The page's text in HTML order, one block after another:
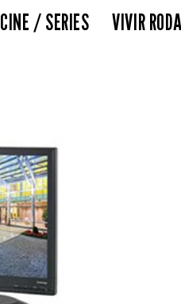
CINE / SERIES VIVIR